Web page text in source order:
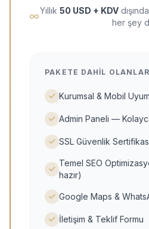
Yıllık 50 USD + KDV
her şey
PAKETE DAHIL OLANLAR
Kurumsal & Mobil
Admin Paneli —
SSL Güvenlik
Temel SEO
hazır)
Google Maps &
İletişim & Teklif Formu